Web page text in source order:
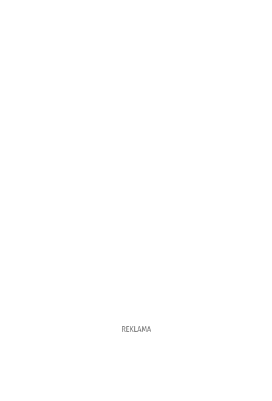
REKLAMA